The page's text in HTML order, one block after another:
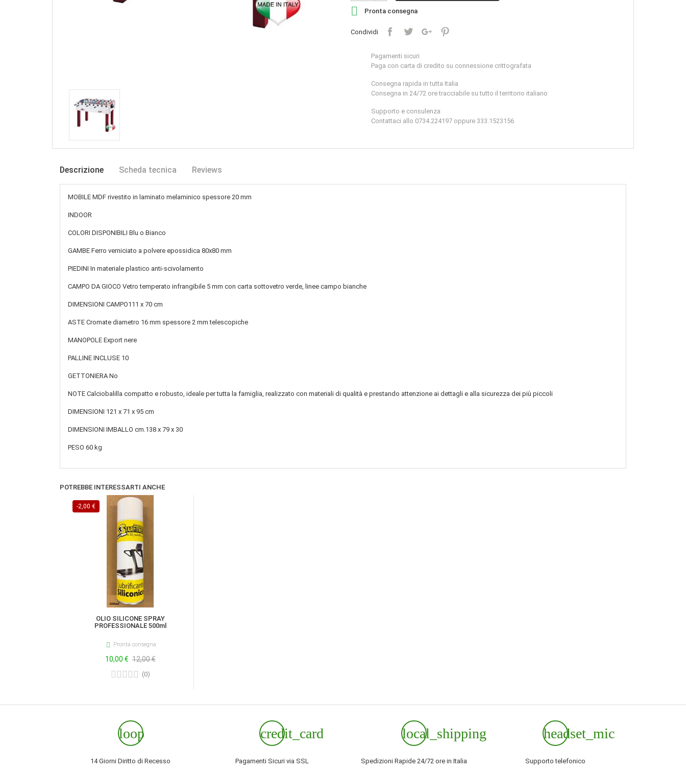
 Pronta consegna
Condividi
Pagamenti sicuri
Paga con carta di credito su connessione crittografata
Consegna rapida in tutta Italia
Consegna in 24/72 ore tracciabile su tutto il territorio italiano
Supporto e consulenza
Contattaci allo 0734.224197 oppure 333.1523156
Descrizione Scheda tecnica Reviews
MOBILE MDF rivestito in laminato melaminico spessore 20 mm
INDOOR
COLORI DISPONIBILI Blu o Bianco
GAMBE Ferro verniciato a polvere epossidica 80x80 mm
PIEDINI In materiale plastico anti-scivolamento
CAMPO DA GIOCO Vetro temperato infrangibile 5 mm con carta sottovetro verde, linee campo bianche
DIMENSIONI CAMPO111 x 70 cm
ASTE Cromate diametro 16 mm spessore 2 mm telescopiche
MANOPOLE Export nere
PALLINE INCLUSE 10
GETTONIERA No
NOTE Calciobalilla compatto e robusto, ideale per tutta la famiglia, realizzato con materiali di qualità e prestando attenzione ai dettagli e alla sicurezza dei più piccoli
DIMENSIONI 121 x 71 x 95 cm
DIMENSIONI IMBALLO cm.138 x 79 x 30
PESO 60 kg
POTREBBE INTERESSARTI ANCHE
-2,00 €
OLIO SILICONE SPRAY
PROFESSIONALE 500ml
 Pronta consegna
Prezzo
10,00 € Prezzo
ufficiale
12,00 €
(0)
loop
14 Giorni Diritto di Recesso
credit_card
Pagamenti Sicuri via SSL
local_shipping
Spedizioni Rapide 24/72 ore in Italia
headset_mic
Supporto telefonico